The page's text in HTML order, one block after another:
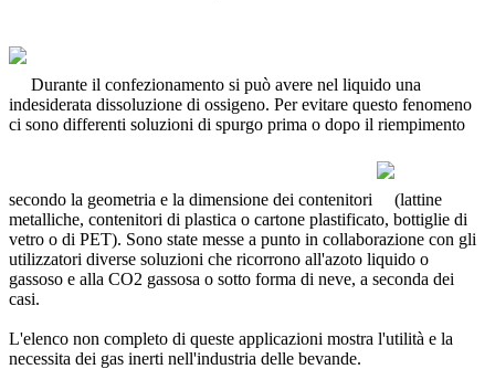
Durante il confezionamento si può avere nel liquido una
indesiderata dissoluzione di ossigeno. Per evitare questo fenomeno
ci sono differenti soluzioni di spurgo prima o dopo il riempimento
secondo la geometria e la dimensione dei contenitori
(lattine
metalliche, contenitori di plastica o cartone plastificato, bottiglie di
vetro o di PET). Sono state messe a punto in collaborazione con gli
utilizzatori diverse soluzioni che ricorrono all'azoto liquido o
gassoso e alla CO2 gassosa o sotto forma di neve, a seconda dei
casi.
L'elenco non completo di queste applicazioni mostra l'utilità e la
necessita dei gas inerti nell'industria delle bevande.